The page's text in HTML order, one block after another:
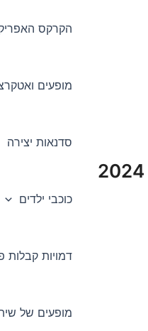
הקרקס
מופעים
סדנאות יצירה
כוכבי ילדים
דמויות קבלות
מופעים של